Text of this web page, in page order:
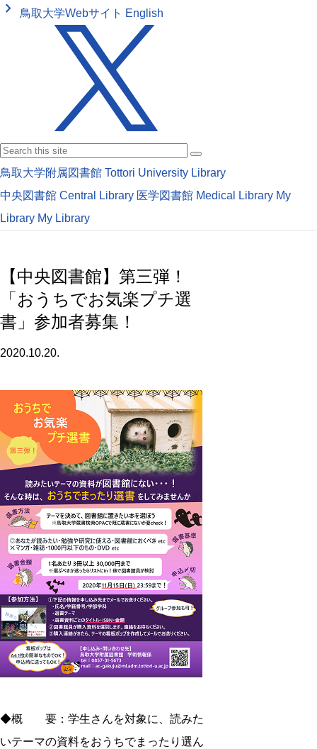
keyboard_arrow_right 鳥取大学Webサイト English
鳥取大学附属図書館 Tottori University Library
中央図書館 Central Library 医学図書館 Medical Library My
Library My Library
【中央図書館】第三弾！
「おうちでお気楽プチ選
書」参加者募集！
2020.10.20.
◆概 要：学生さんを対象に、読みた
いテーマの資料をおうちでまったり選ん